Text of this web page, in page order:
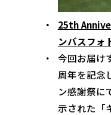
25th
ンバスフォ
今回お届け
周年を記念
ン感謝祭に
示された「